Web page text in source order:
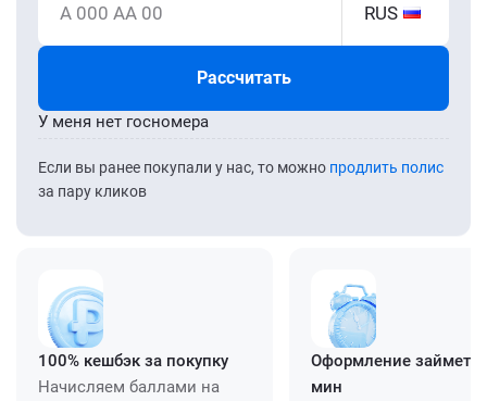
А 000 АА 00 RUS
Рассчитать
Если вы ранее покупали у нас, то можно продлить полис
за пару кликов
У меня нет госномера
100% кешбэк за покупку
Начисляем баллами на
Оформление займет
мин